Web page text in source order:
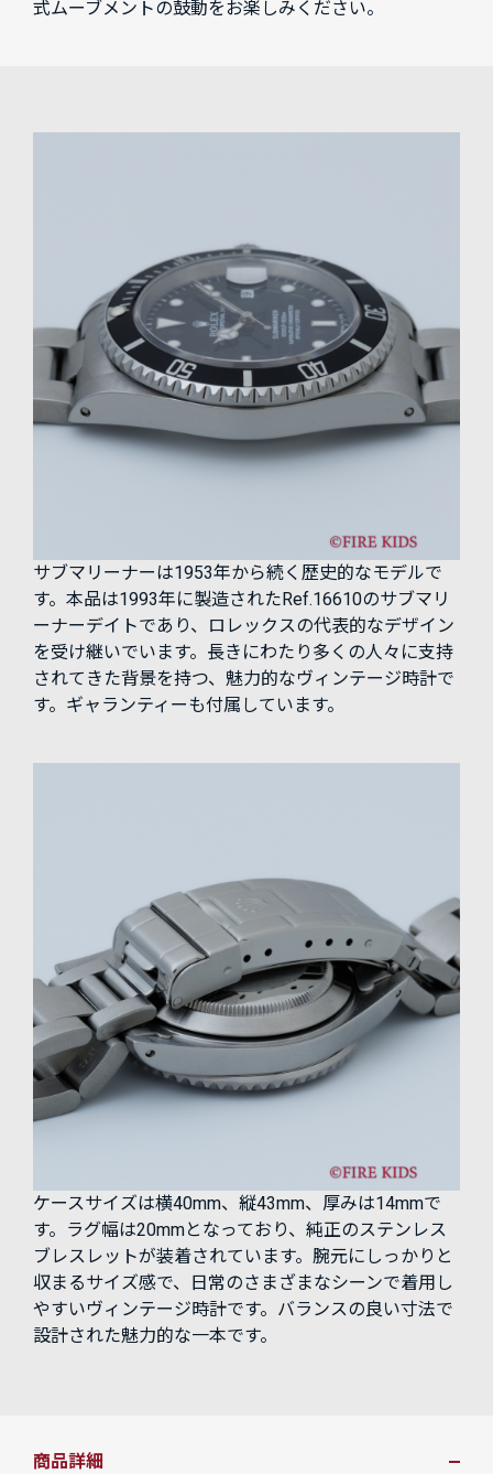
式ムーブメントの鼓動をお楽しみください。
サブマリーナーは1953年から続く歴史的なモデルで
す。本品は1993年に製造されたRef.16610のサブマリ
ーナーデイトであり、ロレックスの代表的なデザイン
を受け継いでいます。長きにわたり多くの人々に支持
されてきた背景を持つ、魅力的なヴィンテージ時計で
す。ギャランティーも付属しています。
ケースサイズは横40mm、縦43mm、厚みは14mmで
す。ラグ幅は20mmとなっており、純正のステンレス
ブレスレットが装着されています。腕元にしっかりと
収まるサイズ感で、日常のさまざまなシーンで着用し
やすいヴィンテージ時計です。バランスの良い寸法で
設計された魅力的な一本です。
商品詳細